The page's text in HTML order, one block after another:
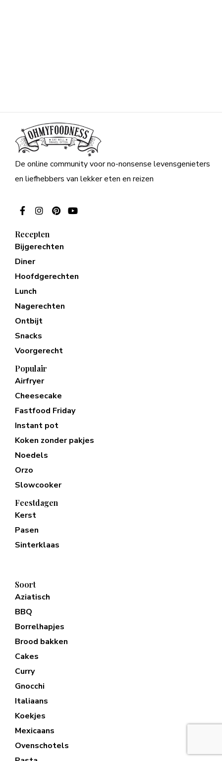
De online community voor no-nonsense levensgenieters
en liefhebbers van lekker eten en reizen
Recepten
Bijgerechten
Diner
Hoofdgerechten
Lunch
Nagerechten
Ontbijt
Snacks
Voorgerecht
Populair
Airfryer
Cheesecake
Fastfood Friday
Instant pot
Koken zonder pakjes
Noedels
Orzo
Slowcooker
Feestdagen
Kerst
Pasen
Sinterklaas
Soort
Aziatisch
BBQ
Borrelhapjes
Brood bakken
Cakes
Curry
Gnocchi
Italiaans
Koekjes
Mexicaans
Ovenschotels